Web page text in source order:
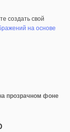
создать свой
на основе
прозрачном фоне